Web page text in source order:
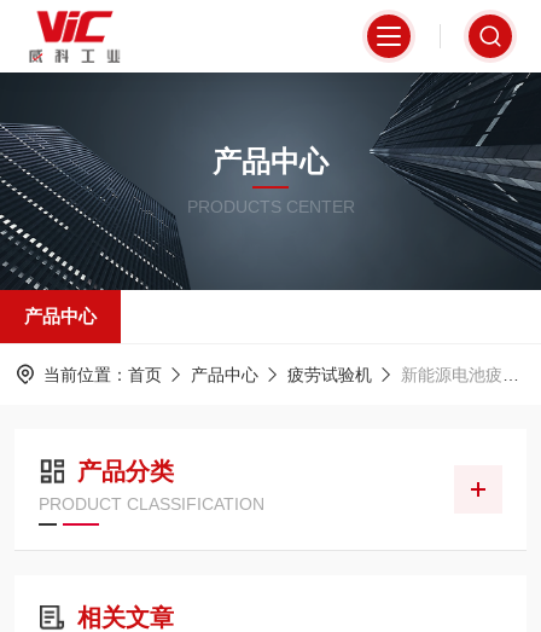
产品中心
PRODUCTS CENTER
产品中心
当前位置： 首页 产品中心 疲劳试验机 新能源电池疲劳测试
产品分类
PRODUCT CLASSIFICATION
相关文章